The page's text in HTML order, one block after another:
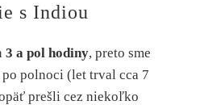
s Indiou
3 a pol hodiny, preto sme
polnoci (let trval cca 7
prešli cez niekoľko